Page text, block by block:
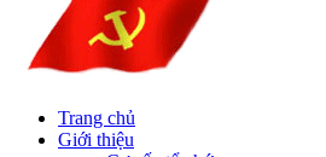
Trang chủ
Giới thiệu